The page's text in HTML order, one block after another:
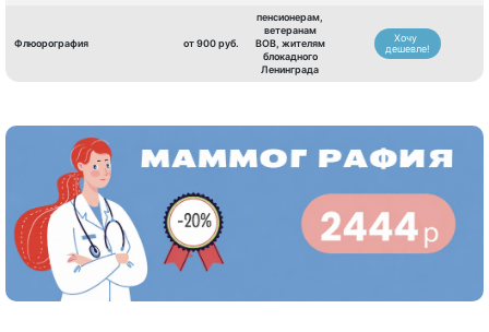
Флюорография от 900 руб.
пенсионерам,
ветеранам
ВОВ, жителям
блокадного
Ленинграда
Хочу
дешевле!